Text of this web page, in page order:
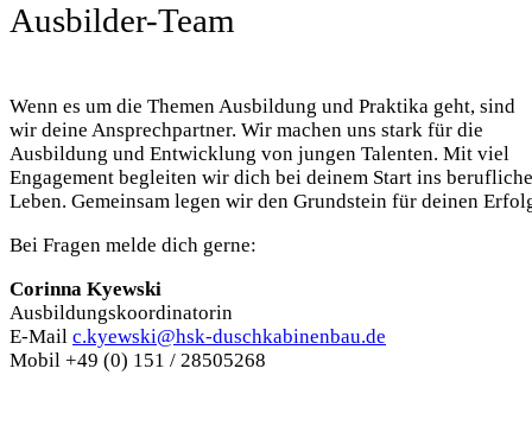
Ausbilder-Team
Wenn es um die Themen Ausbildung und Praktika geht, sind
wir deine Ansprechpartner. Wir machen uns stark für die
Ausbildung und Entwicklung von jungen Talenten. Mit viel
Engagement begleiten wir dich bei deinem Start ins berufliche
Leben. Gemeinsam legen wir den Grundstein für deinen
Bei Fragen melde dich gerne:
Corinna Kyewski
Ausbildungskoordinatorin
E-Mail c.kyewski@hsk-duschkabinenbau.de
Mobil +49 (0) 151 / 28505268